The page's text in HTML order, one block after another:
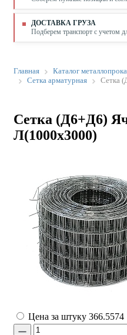
ДОСТАВКА ГРУЗА
Подберем транспорт с учетом
Главная Каталог
Сетка арматурная
Сетка
Сетка (Д6+Д6)
Л(1000х3000)
Цена за штуку 366.5574